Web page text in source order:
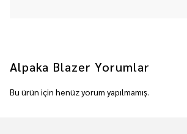
Alpaka Blazer Yorumlar
Bu ürün için henüz yorum yapılmamış.